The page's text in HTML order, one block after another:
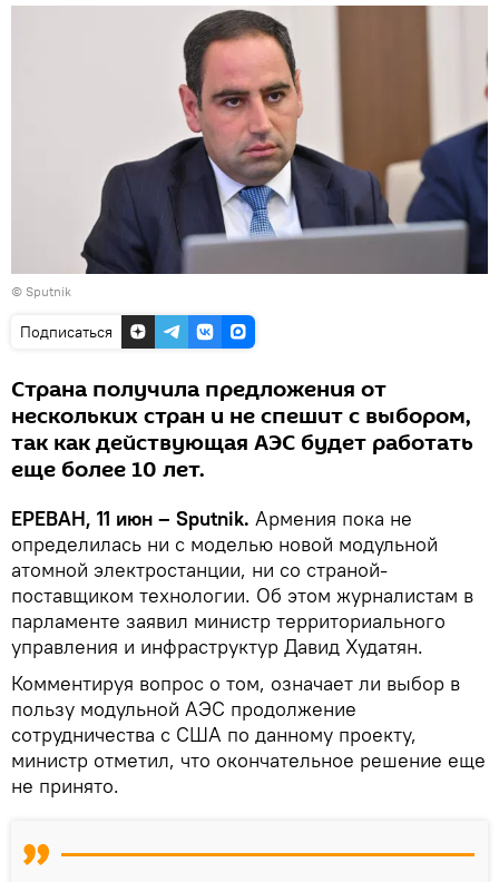
© Sputnik
Подписаться
Страна получила предложения от
нескольких стран и не спешит с выбором,
так как действующая АЭС будет работать
еще более 10 лет.
ЕРЕВАН, 11 июн – Sputnik. Армения пока не
определилась ни с моделью новой модульной
атомной электростанции, ни со страной-
поставщиком технологии. Об этом журналистам в
парламенте заявил министр территориального
управления и инфраструктур Давид Худатян.
Комментируя вопрос о том, означает ли выбор в
пользу модульной АЭС продолжение
сотрудничества с США по данному проекту,
министр отметил, что окончательное решение еще
не принято.